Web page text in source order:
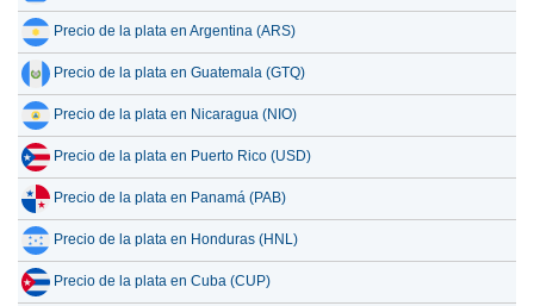
Precio de la plata en Argentina (ARS)
Precio de la plata en Guatemala (GTQ)
Precio de la plata en Nicaragua (NIO)
Precio de la plata en Puerto Rico (USD)
Precio de la plata en Panamá (PAB)
Precio de la plata en Honduras (HNL)
Precio de la plata en Cuba (CUP)